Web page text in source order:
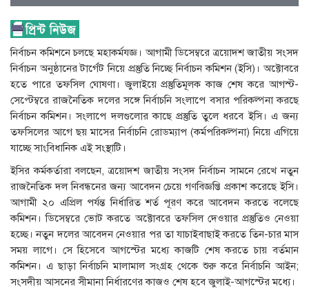
নির্বাচন কমিশনে চলছে মহাকর্মযজ্ঞ। আগামী ডিসেম্বরে ত্রয়োদশ জাতীয় সংসদ
নির্বাচন অনুষ্ঠানের টার্গেট নিয়ে প্রস্তুতি নিচ্ছে নির্বাচন কমিশন (ইসি)। অক্টোবরে
হতে পারে তফসিল ঘোষণা। জুলাইয়ে প্রস্তুতিমূলক কাজ শেষ করে আগস্ট-
সেপ্টেম্বরে রাজনৈতিক দলের সঙ্গে নির্বাচনি সংলাপে বসার পরিকল্পনা করছে
নির্বাচন কমিশন। সংলাপে দলগুলোর কাছে প্রস্তুতি তুলে ধরবে ইসি। এ জন্য
তফসিলের আগে ছয় মাসের নির্বাচনি রোডম্যাপ (কর্মপরিকল্পনা) নিয়ে এগিয়ে
যাচ্ছে সাংবিধানিক এই সংস্থাটি।
ইসির কর্মকর্তারা বলছেন, ত্রয়োদশ জাতীয় সংসদ নির্বাচন সামনে রেখে নতুন
রাজনৈতিক দল নিবন্ধনের জন্য আবেদন চেয়ে গণবিজ্ঞপ্তি প্রকাশ করেছে ইসি।
আগামী ২০ এপ্রিল পর্যন্ত নির্ধারিত শর্ত পূরণ করে আবেদন করতে বলেছে
কমিশন। ডিসেম্বরে ভোট করতে অক্টোবরে তফসিল দেওয়ার প্রস্তুতিও নেওয়া
হচ্ছে। নতুন দলের আবেদন নেওয়ার পর তা যাচাইবাছাই করতে তিন-চার মাস
সময় লাগে। সে হিসেবে আগস্টের মধ্যে কাজটি শেষ করতে চায় বর্তমান
কমিশন। এ ছাড়া নির্বাচনি মালামাল সংগ্রহ থেকে শুরু করে নির্বাচনি আইন;
সংসদীয় আসনের সীমানা নির্ধারণের কাজও শেষ হবে জুলাই-আগস্টের মধ্যে।